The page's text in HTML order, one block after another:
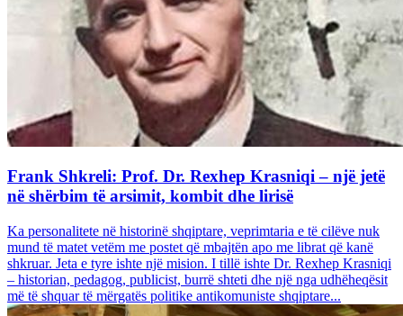
Frank Shkreli: Prof. Dr. Rexhep Krasniqi – një jetë
në shërbim të arsimit, kombit dhe lirisë
Ka personalitete në historinë shqiptare, veprimtaria e të cilëve nuk
mund të matet vetëm me postet që mbajtën apo me librat që kanë
shkruar. Jeta e tyre ishte një mision. I tillë ishte Dr. Rexhep Krasniqi
– historian, pedagog, publicist, burrë shteti dhe një nga udhëheqësit
më të shquar të mërgatës politike antikomuniste shqiptare...